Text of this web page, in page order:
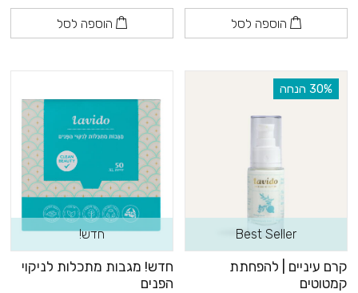
הוספה לסל הוספה לסל
‫30% הנחה
Best Seller
קרם עיניים | להפחתת
קמטוטים
חדש!
חדש! מגבות מתכלות לניקוי
הפנים